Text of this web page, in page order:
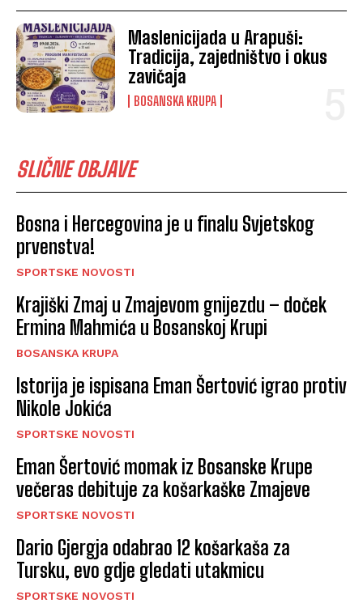
Maslenicijada u Arapuši:
Tradicija, zajedništvo i okus
zavičaja
BOSANSKA KRUPA
SLIČNE OBJAVE
Bosna i Hercegovina je u finalu Svjetskog
prvenstva!
SPORTSKE NOVOSTI
Krajiški Zmaj u Zmajevom gnijezdu – doček
Ermina Mahmića u Bosanskoj Krupi
BOSANSKA KRUPA
Istorija je ispisana Eman Šertović igrao protiv
Nikole Jokića
SPORTSKE NOVOSTI
Eman Šertović momak iz Bosanske Krupe
večeras debituje za košarkaške Zmajeve
SPORTSKE NOVOSTI
Dario Gjergja odabrao 12 košarkaša za
Tursku, evo gdje gledati utakmicu
SPORTSKE NOVOSTI